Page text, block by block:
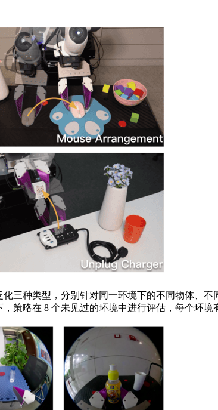
种类型，分别针对同一环境下的不同物体、不
策略在 8 个未见过的环境中进行评估，每个环境